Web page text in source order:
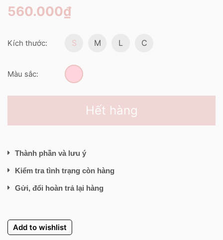
560.000₫
Kích thước: S M L C
Màu sắc:
Hết hàng
Thành phần và lưu ý
Kiểm tra tình trạng còn hàng
Gửi, đổi hoàn trả lại hàng
Add to wishlist